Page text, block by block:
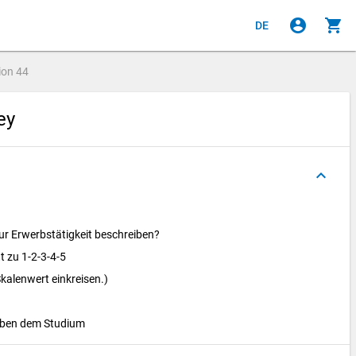
DE account_circle shopping_cart
44
keyboard_arrow_up
Erwerbstätigkeit beschreiben?
zu 1-2-3-4-5
einkreisen.)
dem Studium